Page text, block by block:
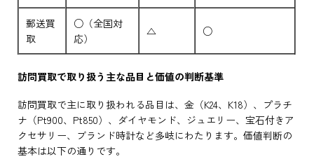
郵送買
取
○（全国対
応）
△ ○
訪問買取で取り扱う主な品目と価値の判断基準
訪問買取で主に取り扱われる品目は、金（K24、K18）、プラチ
ナ（Pt900、Pt850）、ダイヤモンド、ジュエリー、宝石付きア
クセサリー、ブランド時計など多岐にわたります。価値判断の
基本は以下の通りです。